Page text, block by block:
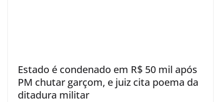
Estado é condenado em R$ 50 mil após
PM chutar garçom, e juiz cita poema da
ditadura militar